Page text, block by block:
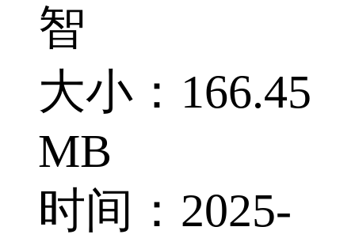
智
大小：166.45
MB
时间：2025-